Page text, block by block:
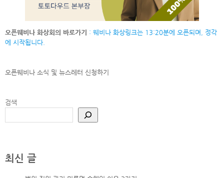
오픈웨비나 화상회의 바로가기 : 웨비나 화상링크는 13:20분에 오픈되며, 정각
에 시작됩니다.
오픈웨비나 소식 및 뉴스레터 신청하기
검색
최신 글